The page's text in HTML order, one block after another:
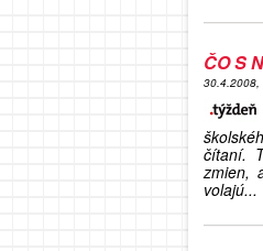
ČO S
30.4.2008,
čítaní.
zmien,
volajú...